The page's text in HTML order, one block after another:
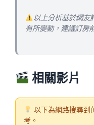
以上分析基於網友
有所變動，建議訂房
相關影片
以下為網路搜尋到
考。